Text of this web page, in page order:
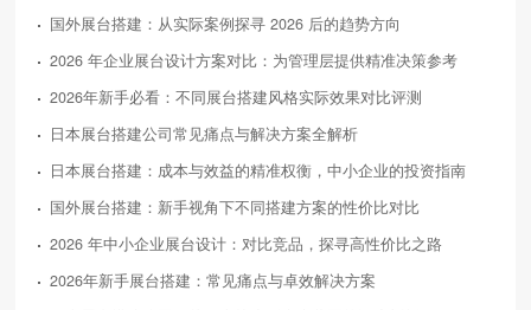
国外展台搭建：从实际案例探寻 2026 后的趋势方向
2026 年企业展台设计方案对比：为管理层提供精准决策参考
2026年新手必看：不同展台搭建风格实际效果对比评测
日本展台搭建公司常见痛点与解决方案全解析
日本展台搭建：成本与效益的精准权衡，中小企业的投资指南
国外展台搭建：新手视角下不同搭建方案的性价比对比
2026 年中小企业展台设计：对比竞品，探寻高性价比之路
2026年新手展台搭建：常见痛点与卓效解决方案